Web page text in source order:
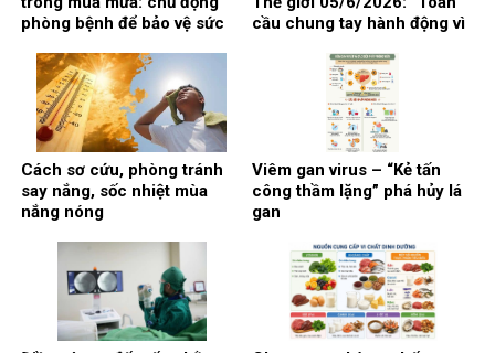
phòng bệnh để bảo vệ sức
cầu chung tay hành động vì
Cách sơ cứu, phòng tránh
say nắng, sốc nhiệt mùa
nắng nóng
Viêm gan virus – “Kẻ tấn
công thầm lặng” phá hủy lá
gan